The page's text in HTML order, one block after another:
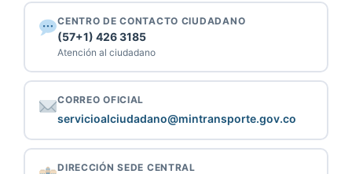
CENTRO DE CONTACTO CIUDADANO
(57+1) 426 3185
Atención al ciudadano
CORREO OFICIAL
servicioalciudadano@mintransporte.gov.co
DIRECCIÓN SEDE CENTRAL